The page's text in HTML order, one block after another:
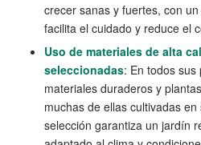
crecer sanas y fuertes, con
facilita el cuidado y reduce el
Uso de materiales de alta
seleccionadas: En todos sus
materiales duraderos y
muchas de ellas cultivadas
selección garantiza un jardín